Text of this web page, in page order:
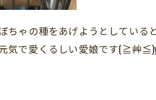
ちゃの種をあげようとしている
気で愛くるしい愛娘です(≧艸